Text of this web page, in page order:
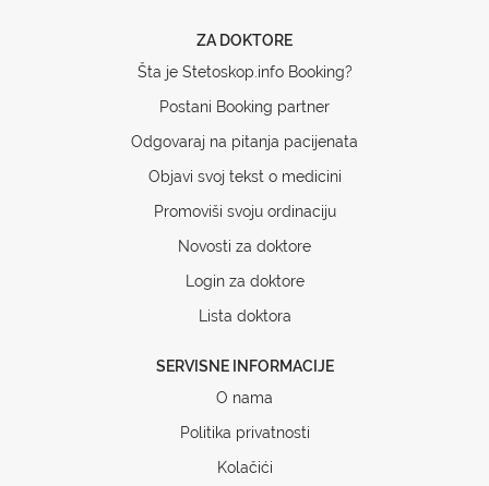
ZA DOKTORE
Šta je Stetoskop.info Booking?
Postani Booking partner
Odgovaraj na pitanja pacijenata
Objavi svoj tekst o medicini
Promoviši svoju ordinaciju
Novosti za doktore
Login za doktore
Lista doktora
SERVISNE INFORMACIJE
O nama
Politika privatnosti
Kolačići